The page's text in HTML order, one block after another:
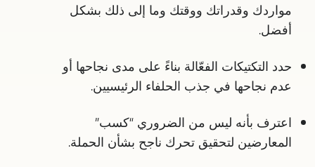
مواردك وقدراتك ووقتك وما إلى ذلك بشكل
أفضل.
حدد التكتيكات الفعّالة بناءً على مدى نجاحها أو
عدم نجاحها في جذب الحلفاء الرئيسيين.
اعترف بأنه ليس من الضروري “كسب”
المعارضين لتحقيق تحرك ناجح بشأن الحملة.